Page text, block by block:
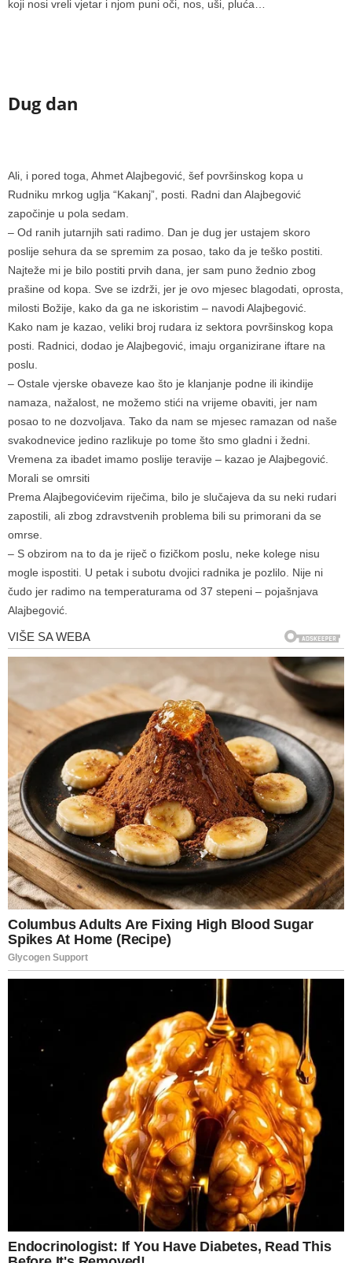
koji nosi vreli vjetar i njom puni oči, nos, uši, pluća…
Dug dan
Ali, i pored toga, Ahmet Alajbegović, šef površinskog kopa u
Rudniku mrkog uglja “Kakanj”, posti. Radni dan Alajbegović
započinje u pola sedam.
– Od ranih jutarnjih sati radimo. Dan je dug jer ustajem skoro
poslije sehura da se spremim za posao, tako da je teško postiti.
Najteže mi je bilo postiti prvih dana, jer sam puno žednio zbog
prašine od kopa. Sve se izdrži, jer je ovo mjesec blagodati, oprosta,
milosti Božije, kako da ga ne iskoristim – navodi Alajbegović.
Kako nam je kazao, veliki broj rudara iz sektora površinskog kopa
posti. Radnici, dodao je Alajbegović, imaju organizirane iftare na
poslu.
– Ostale vjerske obaveze kao što je klanjanje podne ili ikindije
namaza, nažalost, ne možemo stići na vrijeme obaviti, jer nam
posao to ne dozvoljava. Tako da nam se mjesec ramazan od naše
svakodnevice jedino razlikuje po tome što smo gladni i žedni.
Vremena za ibadet imamo poslije teravije – kazao je Alajbegović.
Morali se omrsiti
Prema Alajbegovićevim riječima, bilo je slučajeva da su neki rudari
zapostili, ali zbog zdravstvenih problema bili su primorani da se
omrse.
– S obzirom na to da je riječ o fizičkom poslu, neke kolege nisu
mogle ispostiti. U petak i subotu dvojici radnika je pozlilo. Nije ni
čudo jer radimo na temperaturama od 37 stepeni – pojašnjava
Alajbegović.